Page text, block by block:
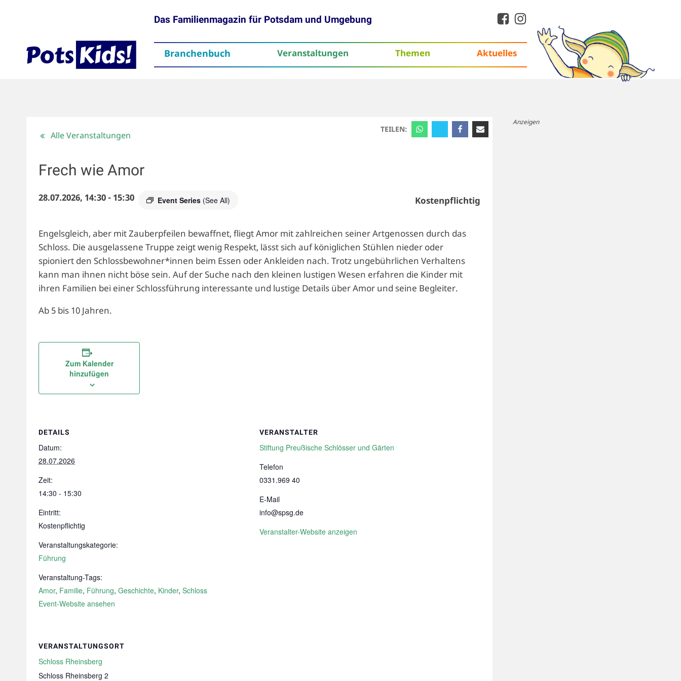
Das Familienmagazin für Potsdam und Umgebung
Branchenbuch Veranstaltungen Themen Aktuelles
TEILEN:
Alle Veranstaltungen
Frech wie Amor
28.07.2026, 14:30- 15:30 Event Series (See All) Kostenpflichtig
Engelsgleich, aber mit Zauberpfeilen bewaffnet, fliegt Amor mit zahlreichen seiner Artgenossen durch das
Schloss. Die ausgelassene Truppe zeigt wenig Respekt, lässt sich auf königlichen Stühlen nieder oder
spioniert den Schlossbewohner*innen beim Essen oder Ankleiden nach. Trotz ungebührlichen Verhaltens
kann man ihnen nicht böse sein. Auf der Suche nach den kleinen lustigen Wesen erfahren die Kinder mit
ihren Familien bei einer Schlossführung interessante und lustige Details über Amor und seine Begleiter.
Ab 5 bis 10 Jahren.
Zum Kalender
hinzufügen
DETAILS
Datum:
28.07.2026
Zeit:
14:30 - 15:30
Eintritt:
Kostenpflichtig
Veranstaltungskategorie:
Führung
Veranstaltung-Tags:
Amor, Familie, Führung, Geschichte, Kinder, Schloss
Event-Website ansehen
VERANSTALTER
Stiftung Preußische Schlösser und Gärten
Telefon
0331.969 40
E-Mail
info@spsg.de
Veranstalter-Website anzeigen
VERANSTALTUNGSORT
Schloss Rheinsberg
Schloss Rheinsberg 2
Anzeigen
ThemenAktuelles